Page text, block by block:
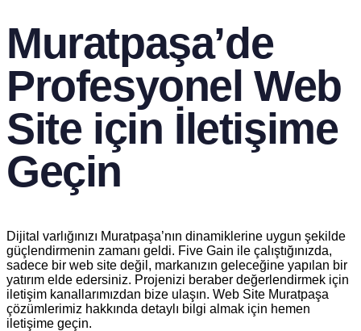
Muratpaşa’de
Profesyonel Web
Site için İletişime
Geçin
Dijital varlığınızı Muratpaşa’nın dinamiklerine uygun şekilde
güçlendirmenin zamanı geldi. Five Gain ile çalıştığınızda,
sadece bir web site değil, markanızın geleceğine yapılan bir
yatırım elde edersiniz. Projenizi beraber değerlendirmek için
iletişim kanallarımızdan bize ulaşın. Web Site Muratpaşa
çözümlerimiz hakkında detaylı bilgi almak için hemen
iletişime geçin.